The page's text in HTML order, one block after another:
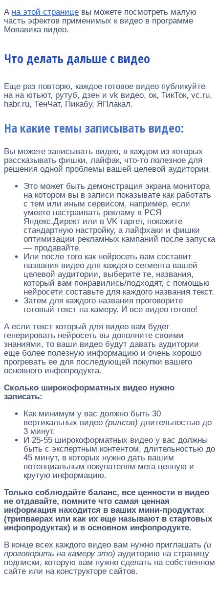
А на этой странице вы можете посмотреть малую
часть эфектов применимых к видео в программе
Мовавика видео.
Что делать дальше с видео
Еще раз повторю, каждое готовое видео публикуйте
на на ютьют, рутуб, дзен и vk видео, ок, ТикТок, vc.ru,
habr.ru, ТенЧат, Пикабу, ЯПлакал.
На какие темы записывать видео:
Вы можете записывать видео, в каждом из которых
рассказывать фишки, лайфак, что-то полезное для
решения одной проблемы вашей целевой аудитории.
Это может быть демонстрация экрана монитора
на котором вы в записи показывате как работать
с тем или иным сервисом, например, если
умеете настраивать рекламу в РСЯ
Яндекс.Директ или в VK таргет, покажите
стандартную настройку, а лайфхаки и фишки
оптимизации рекламных кампаний после запуска
— продавайте.
Или после того как нейросеть вам составит
названия видео для каждого сегмента вашей
целевой аудитории, выберите те, названия,
который вам понравились/подходят, с помощью
нейросети составьте для каждого названия текст.
Затем для каждого названия проговорите
готовый текст на камеру. И все видео готово!
А если текст который для видео вам будет
генерировать нейросеть вы дополните своими
знаниями, то ваши видео будут давать аудитории
еще более полезную информацию и очень хорошо
прогревать ее для последующей покупки вашего
основного инфопродукта.
Сколько широкоформатных видео нужно
записать:
Как минимум у вас должно быть 30
вертикальных видео (рилсов) длительностью до
3 минут.
И 25-55 широкоформатных видео у вас должны
быть с экспертным контентом, длительностью до
45 минут, в которых нужно дать вашим
потенциальным покупателям мега ценную и
крутую информацию.
Только соблюдайте баланс, все ценности в видео
не отдавайте, помните что самая ценная
информация находится в ваших мини-продуктах
(трипваерах или как их еще называют в стартовых
инфопродуктах) и в основном инфопродукте.
В конце всех каждого видео вам нужно приглашать (и
проговорить на камеру это) аудиторию на страницу
подписки, которую вам нужно сделать на собственном
сайте или на конструкторе сайтов.